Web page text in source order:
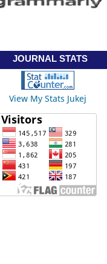
JOURNAL STATS
View My Stats Jukej